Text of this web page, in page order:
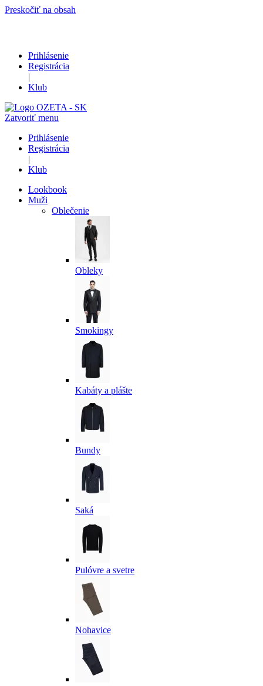
Preskočiť na obsah
Prihlásenie
Registrácia
|
Klub
Zatvoriť menu
Prihlásenie
Registrácia
|
Klub
Lookbook
Muži
Oblečenie
Obleky
Smokingy
Kabáty a plášte
Bundy
Saká
Pulóvre a svetre
Nohavice